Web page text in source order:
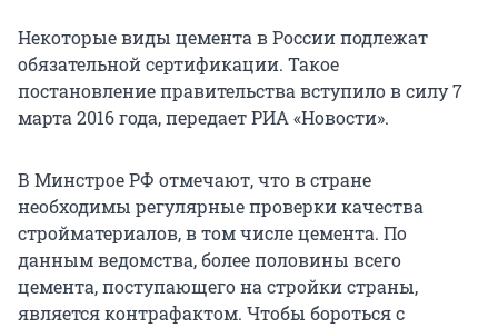
Некоторые виды цемента в России подлежат
обязательной сертификации. Такое
постановление правительства вступило в силу 7
марта 2016 года, передает РИА «Новости».
В Минстрое РФ отмечают, что в стране
необходимы регулярные проверки качества
стройматериалов, в том числе цемента. По
данным ведомства, более половины всего
цемента, поступающего на стройки страны,
является контрафактом. Чтобы бороться с